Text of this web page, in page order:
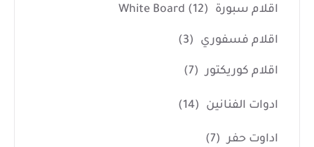
اقلام سبورة White Board (12)
اقلام فسفوري (3)
اقلام كوريكتور (7)
ادوات الفنانين (14)
اداوت حفر (7)